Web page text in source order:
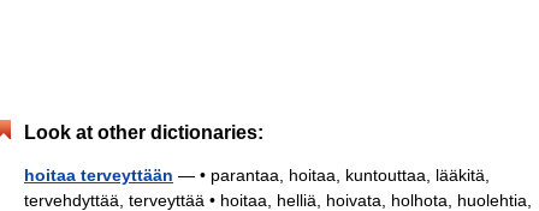
Look at other dictionaries:
hoitaa terveyttään — • parantaa, hoitaa, kuntouttaa, lääkitä,
tervehdyttää, terveyttää • hoitaa, helliä, hoivata, holhota, huolehtia,